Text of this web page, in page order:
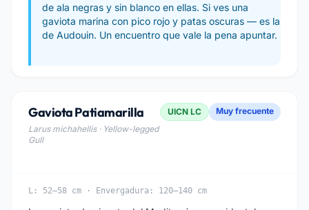
de ala negras y sin blanco en ellas. Si ves una
gaviota marina con pico rojo y patas oscuras — es la
de Audouin. Un encuentro que vale la pena apuntar.
Gaviota Patiamarilla
Larus michahellis · Yellow-legged
Gull
UICN LC Muy frecuente
L: 52–58 cm · Envergadura: 120–140 cm